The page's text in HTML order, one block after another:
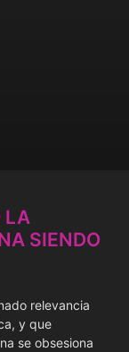
LA
SIENDO
relevancia
y que
se obsesiona